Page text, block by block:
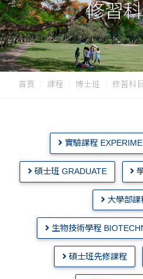
修習
首頁 課程 博士班 修習科
實驗課程
碩士班 GRADUATE
大學部課
生物技術學程
碩士班先修課程